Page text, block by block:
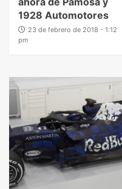
1928 Automotores
23 de febrero de 2018 - 1:12
pm